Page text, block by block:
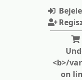
<b>/
on